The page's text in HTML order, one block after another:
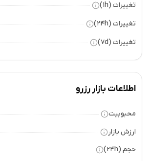
تغییرات (۱h)
تغییرات (۲۴h)
تغییرات (۷d)
اطلاعات بازار رزرو
محبوبیت
ارزش بازار
حجم (۲۴h)